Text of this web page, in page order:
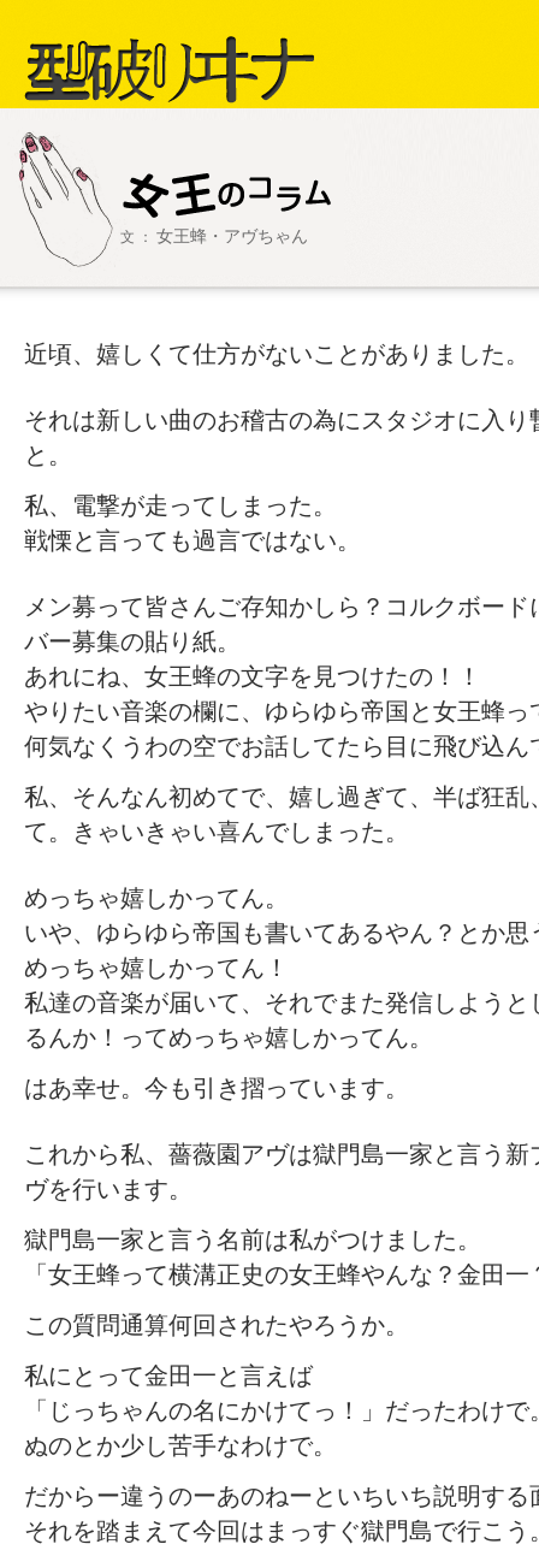
文 ： 女王蜂・アヴちゃん
近頃、嬉しくて仕方がないことがありました。
それは新しい曲のお稽古の為にスタジオに入り
と。
私、電撃が走ってしまった。
戦慄と言っても過言ではない。
メン募って皆さんご存知かしら？コルクボー
バー募集の貼り紙。
あれにね、女王蜂の文字を見つけたの！！
やりたい音楽の欄に、ゆらゆら帝国と女王蜂っ
何気なくうわの空でお話してたら目に飛び込ん
私、そんなん初めてで、嬉し過ぎて、半ば狂乱
て。きゃいきゃい喜んでしまった。
めっちゃ嬉しかってん。
いや、ゆらゆら帝国も書いてあるやん？とか思
めっちゃ嬉しかってん！
私達の音楽が届いて、それでまた発信しようと
るんか！ってめっちゃ嬉しかってん。
はあ幸せ。今も引き摺っています。
これから私、薔薇園アヴは獄門島一家と言う
ヴを行います。
獄門島一家と言う名前は私がつけました。
「女王蜂って横溝正史の女王蜂やんな？金田一
この質問通算何回されたやろうか。
私にとって金田一と言えば
「じっちゃんの名にかけてっ！」だったわけ
ぬのとか少し苦手なわけで。
だからー違うのーあのねーといちいち説明する
それを踏まえて今回はまっすぐ獄門島で行こう